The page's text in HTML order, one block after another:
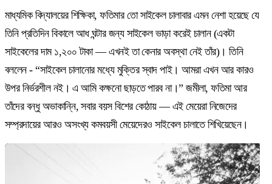
মাধ্যমিক বিদ্যালয়ের শিক্ষিকা, ফতিমার তো সাইকেল চালাবার এমন নেশা হয়েছে যে
তিনি প্রতিদিন বিকালে আধ ঘন্টার জন্য সাইকেল ভাড়া করেই চালান (একটা
সাইকেলের দাম ১,২০০ টাকা — এখনই তা কেনার অবস্থা নেই তাঁর)। তিনি
বললেন - “সাইকেল চালানোর মধ্যে মুক্তির স্বাদ পাই। আমরা এখন আর কারও
উপর নির্ভরশীল নই। এ আমি কক্ষনো ছাড়তে পারব না।” জমীলা, ফতিমা আর
তাঁদের বন্ধু অভাকান্নি, সবার বয়স বিশের কোঠায় — এই মেয়েরা নিজেদের
সম্প্রদায়ের আরও অসংখ্য কমবয়সী মেয়েদেরও সাইকেল চালাতে শিখিয়েছেন।